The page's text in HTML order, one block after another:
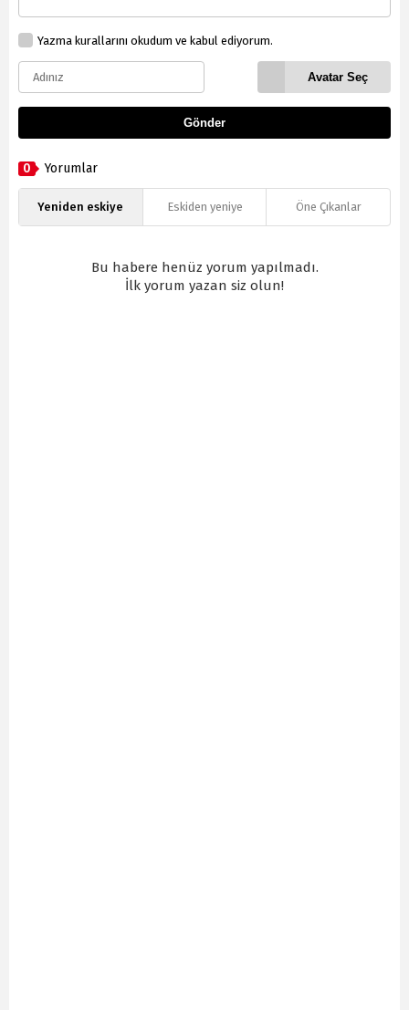
Yazma kurallarını okudum ve kabul ediyorum.
Avatar Seç
Gönder
0 Yorumlar
Yeniden eskiye Eskiden yeniye Öne Çıkanlar
Bu habere henüz yorum yapılmadı.
İlk yorum yazan siz olun!